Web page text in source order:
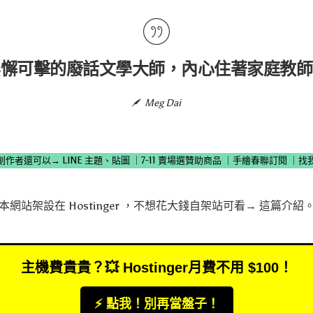
可擊的廢話文學大師，內心住著家庭教師
Meg Dai
作者還可以→ LINE 主題、貼圖 7-11 賣場選贊助商品 手繪春聯訂閱 找
網站架設在 Hostinger，不想花大錢自架站可看→ 這篇介紹 。
主機費貴貴？💥 Hostinger月費不用 $100！
⚡️ 點我！別再當盤子！